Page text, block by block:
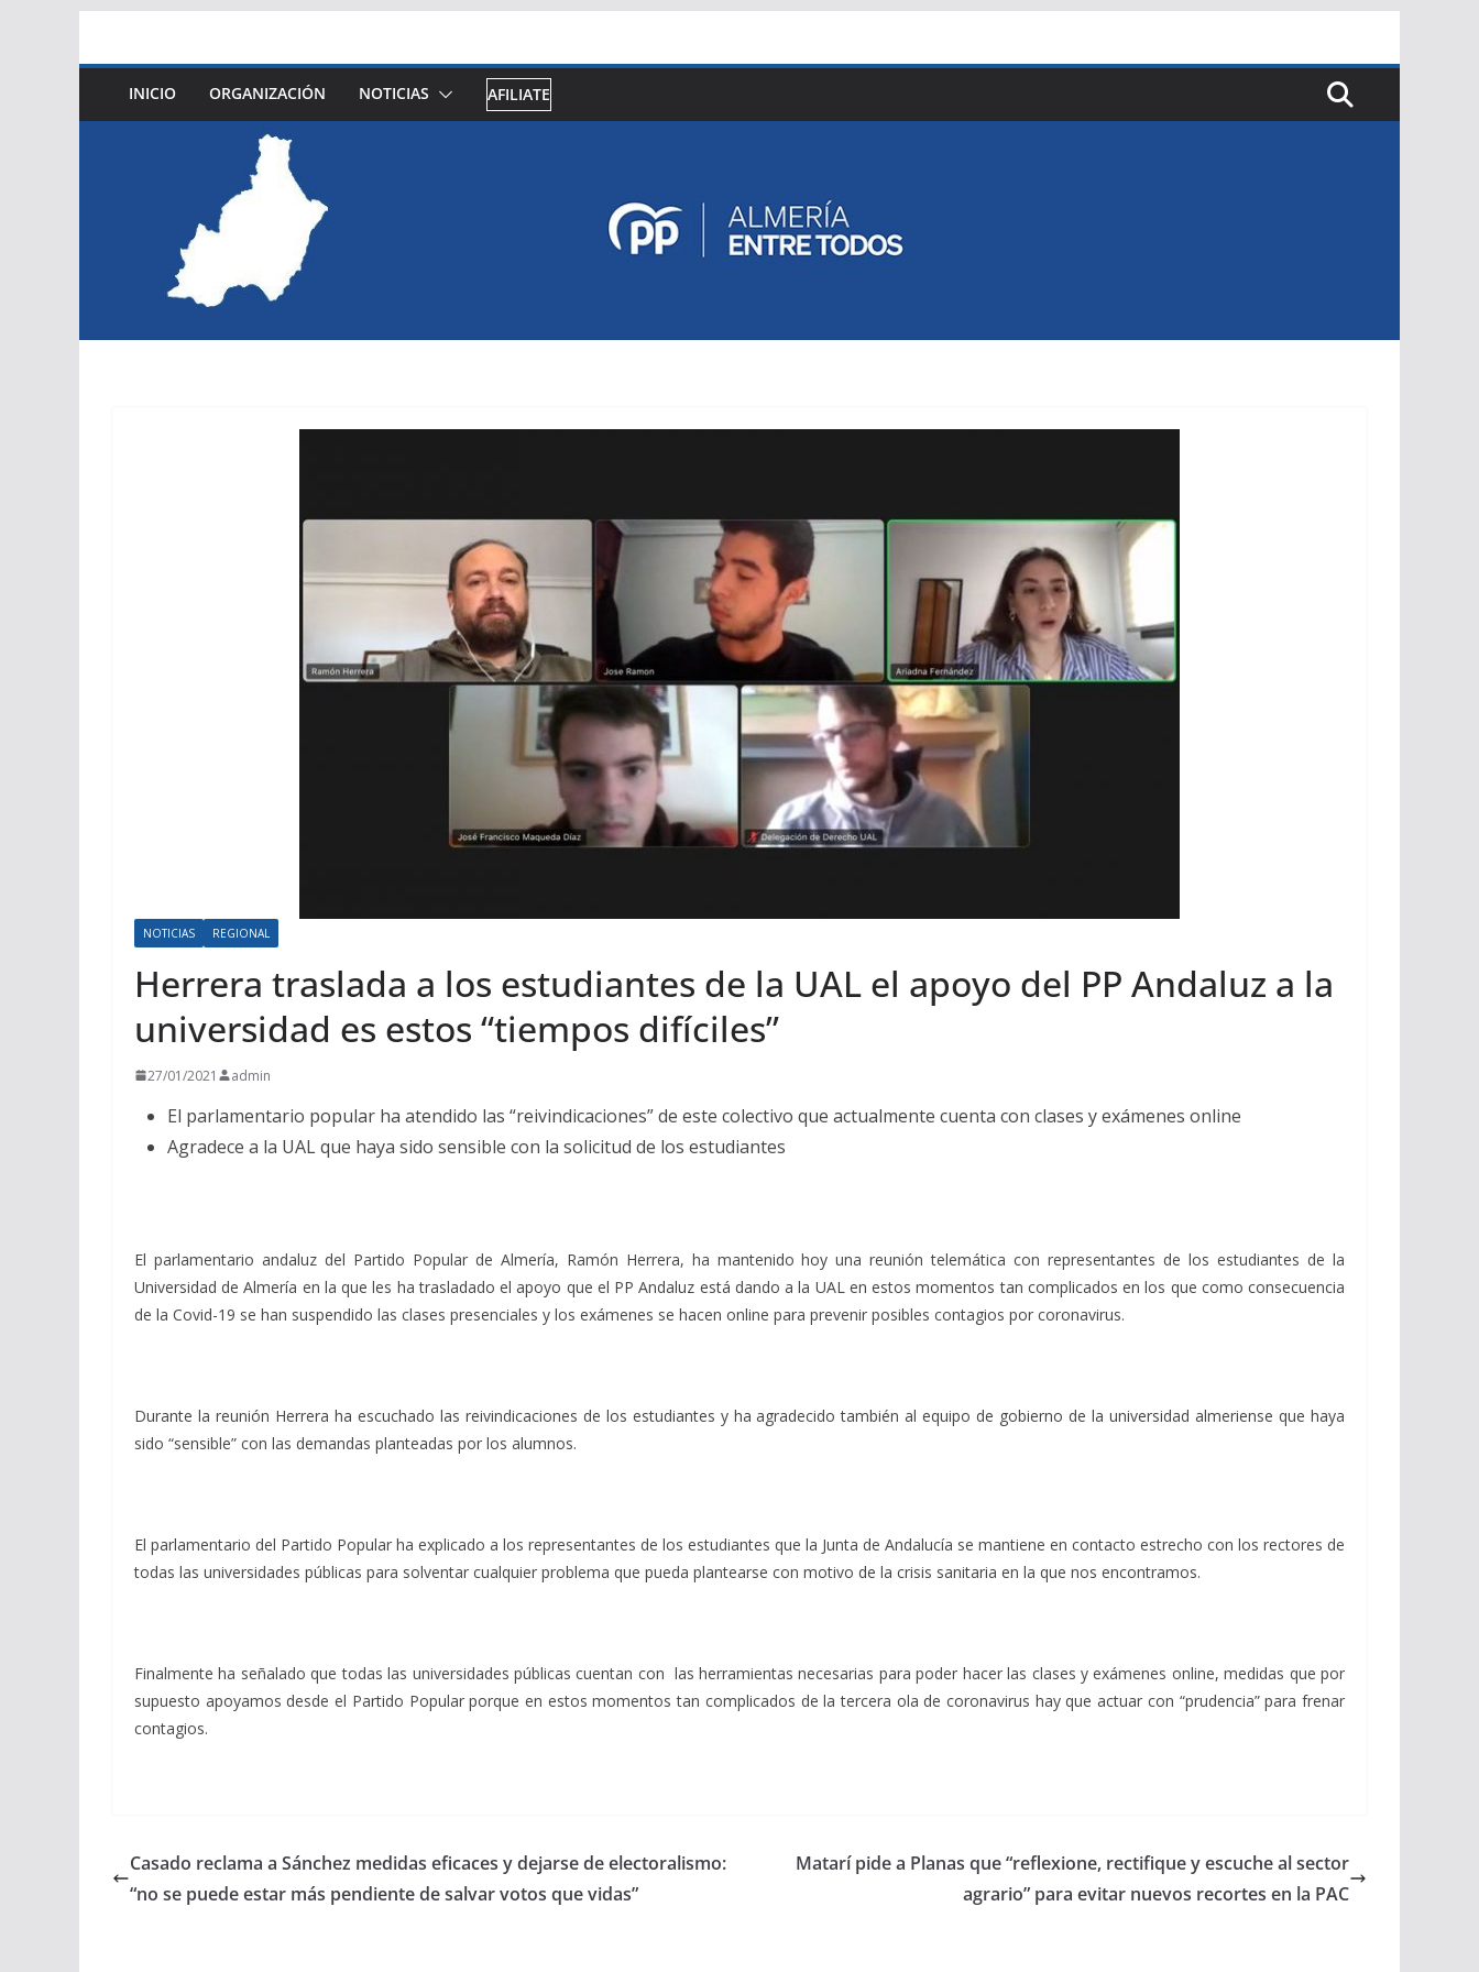
contenido
INICIO ORGANIZACIÓN NOTICIAS AFILIATE
NOTICIAS REGIONAL
Herrera traslada a los estudiantes de la UAL el apoyo del PP Andaluz a la
universidad es estos “tiempos difíciles”
27/01/2021 admin
El parlamentario popular ha atendido las “reivindicaciones” de este colectivo que actualmente cuenta con clases y exámenes online
Agradece a la UAL que haya sido sensible con la solicitud de los estudiantes
El parlamentario andaluz del Partido Popular de Almería, Ramón Herrera, ha mantenido hoy una reunión telemática con representantes de los estudiantes de la
Universidad de Almería en la que les ha trasladado el apoyo que el PP Andaluz está dando a la UAL en estos momentos tan complicados en los que como consecuencia
de la Covid-19 se han suspendido las clases presenciales y los exámenes se hacen online para prevenir posibles contagios por coronavirus.
Durante la reunión Herrera ha escuchado las reivindicaciones de los estudiantes y ha agradecido también al equipo de gobierno de la universidad almeriense que haya
sido “sensible” con las demandas planteadas por los alumnos.
El parlamentario del Partido Popular ha explicado a los representantes de los estudiantes que la Junta de Andalucía se mantiene en contacto estrecho con los rectores de
todas las universidades públicas para solventar cualquier problema que pueda plantearse con motivo de la crisis sanitaria en la que nos encontramos.
Finalmente ha señalado que todas las universidades públicas cuentan con las herramientas necesarias para poder hacer las clases y exámenes online, medidas que por
supuesto apoyamos desde el Partido Popular porque en estos momentos tan complicados de la tercera ola de coronavirus hay que actuar con “prudencia” para frenar
contagios.
Casado reclama a Sánchez medidas eficaces y dejarse de electoralismo:
“no se puede estar más pendiente de salvar votos que vidas”
Matarí pide a Planas que “reflexione, rectifique y escuche al sector
agrario” para evitar nuevos recortes en la PAC